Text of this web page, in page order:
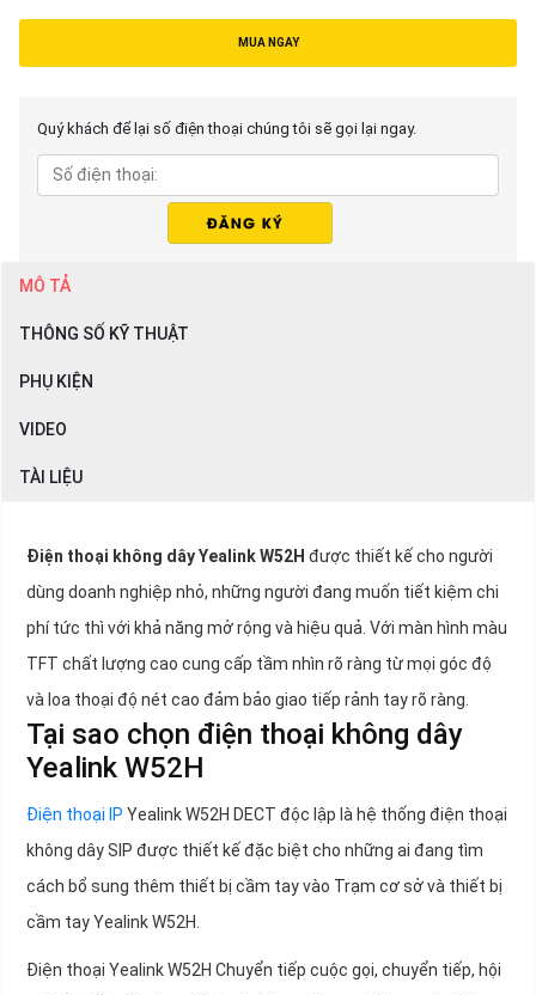
MUA NGAY
Quý khách để lại số điện thoại chúng tôi sẽ gọi lại ngay.
MÔ TẢ
THÔNG SỐ KỸ THUẬT
PHỤ KIỆN
VIDEO
TÀI LIỆU
Điện thoại không dây Yealink W52H được thiết kế cho người
dùng doanh nghiệp nhỏ, những người đang muốn tiết kiệm chi
phí tức thì với khả năng mở rộng và hiệu quả. Với màn hình màu
TFT chất lượng cao cung cấp tầm nhìn rõ ràng từ mọi góc độ
và loa thoại độ nét cao đảm bảo giao tiếp rảnh tay rõ ràng.
Tại sao chọn điện thoại không dây
Yealink W52H
Điện thoại IP Yealink W52H DECT độc lập là hệ thống điện thoại
không dây SIP được thiết kế đặc biệt cho những ai đang tìm
cách bổ sung thêm thiết bị cầm tay vào Trạm cơ sở và thiết bị
cầm tay Yealink W52H.
Điện thoại Yealink W52H Chuyển tiếp cuộc gọi, chuyển tiếp, hội